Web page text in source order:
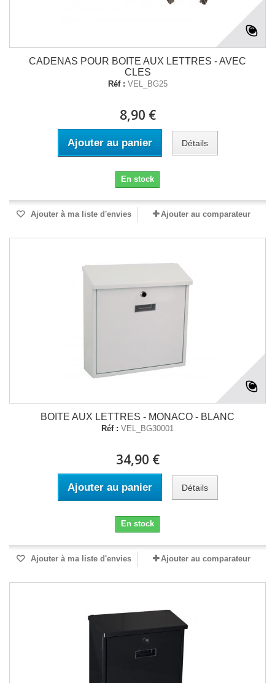
CADENAS POUR BOITE AUX LETTRES - AVEC
CLES
Réf : VEL_BG25
8,90 €
Ajouter au panier Détails
En stock
Ajouter à ma liste d'envies Ajouter au comparateur
BOITE AUX LETTRES - MONACO - BLANC
Réf : VEL_BG30001
34,90 €
Ajouter au panier Détails
En stock
Ajouter à ma liste d'envies Ajouter au comparateur